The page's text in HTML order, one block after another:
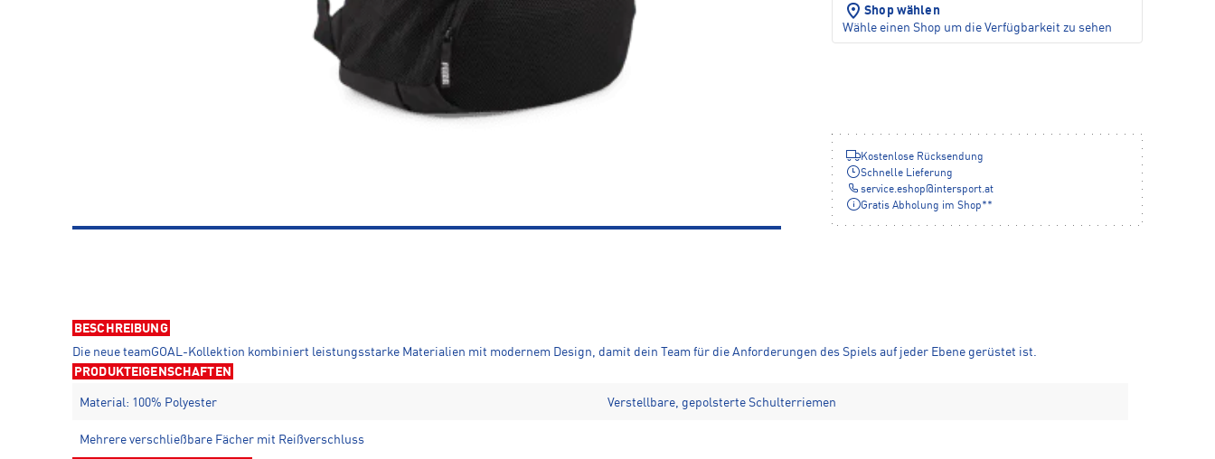
Shop wählen
Wähle einen Shop um die Verfügbarkeit zu sehen
Kostenlose Rücksendung
Schnelle Lieferung
service.eshop@intersport.at
Gratis Abholung im Shop**
BESCHREIBUNG
Die neue teamGOAL-Kollektion kombiniert leistungsstarke Materialien mit modernem Design, damit dein Team für die Anforderungen des Spiels auf jeder Ebene gerüstet ist.
PRODUKTEIGENSCHAFTEN
Material: 100% Polyester Verstellbare, gepolsterte Schulterriemen
Mehrere verschließbare Fächer mit Reißverschluss